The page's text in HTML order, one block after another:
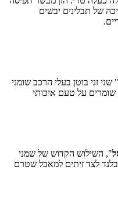
יבשים
בוטן בעלי הרכב שומני
על טעם איכותי
הקדוש של שמני
זיתים למאכל שטרם